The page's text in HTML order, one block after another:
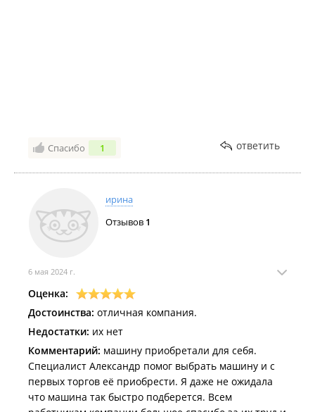
Спасибо 1 ответить
ирина
Отзывов 1
6 мая 2024 г.
Оценка:
Достоинства: отличная компания.
Недостатки: их нет
Комментарий: машину приобретали для себя.
Специалист Александр помог выбрать машину и с
первых торгов её приобрести. Я даже не ожидала
что машина так быстро подберется. Всем